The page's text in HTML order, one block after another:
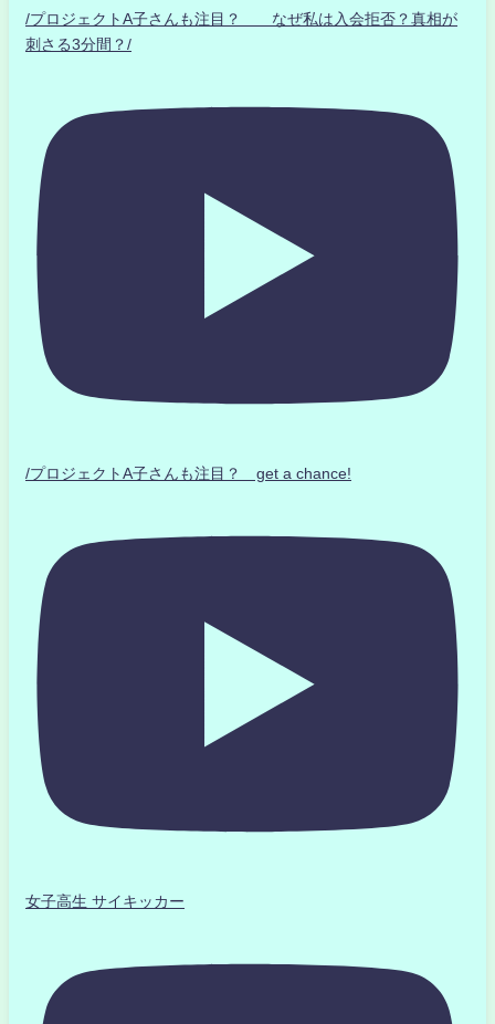
/プロジェクトA子さんも注目？ なぜ私は入会拒否？真相が
刺さる3分間？/
/プロジェクトA子さんも注目？ get a chance!
女子高生 サイキッカー